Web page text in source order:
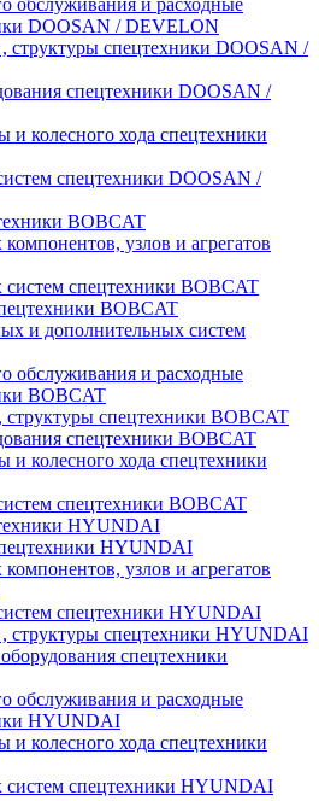
обслуживания и расходные
DOOSAN / DEVELON
, структуры спецтехники DOOSAN /
спецтехники DOOSAN /
и колесного хода спецтехники
спецтехники DOOSAN /
BOBCAT
узлов и агрегатов
систем спецтехники BOBCAT
BOBCAT
и дополнительных систем
обслуживания и расходные
BOBCAT
структуры спецтехники BOBCAT
спецтехники BOBCAT
и колесного хода спецтехники
спецтехники BOBCAT
HYUNDAI
HYUNDAI
узлов и агрегатов
спецтехники HYUNDAI
, структуры спецтехники HYUNDAI
спецтехники
обслуживания и расходные
HYUNDAI
и колесного хода спецтехники
систем спецтехники HYUNDAI